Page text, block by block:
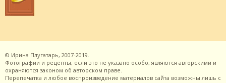
© Ирина Плугатарь, 2007-2019.
Фотографии и рецепты, если это не указано особо, являются авторскими и
охраняются законом об авторском праве.
Перепечатка и любое воспроизведение материалов сайта возможны лишь с